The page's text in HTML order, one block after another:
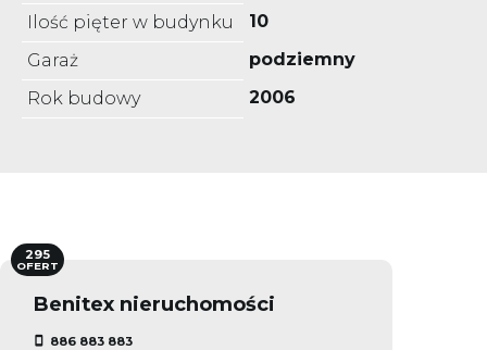
Ilość pięter w budynku
10
Garaż
podziemny
Rok budowy
2006
Benitex nieruchomości
886 883 883
295
OFERT